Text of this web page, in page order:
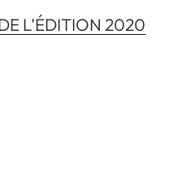
L’ÉDITION 2020